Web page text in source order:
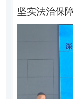
坚实法治保障